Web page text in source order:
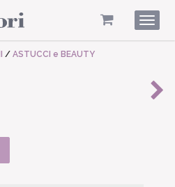
/ ASTUCCI e BEAUTY